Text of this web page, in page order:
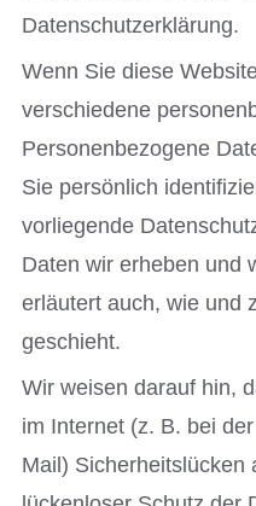
Datenschutzerklärung.
Wenn Sie diese
verschiedene
Personenbezogene
Sie persönlich
vorliegende
Daten wir erheben und
erläutert auch, wie und
geschieht.
Wir weisen darauf hin,
im Internet (z. B. bei
Mail) Sicherheitslücken